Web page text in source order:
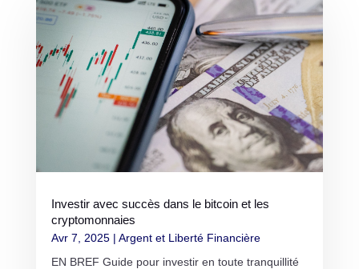
Investir avec succès dans le bitcoin et les
cryptomonnaies
Avr 7, 2025| Argent et Liberté Financière
EN BREF Guide pour investir en toute tranquillité